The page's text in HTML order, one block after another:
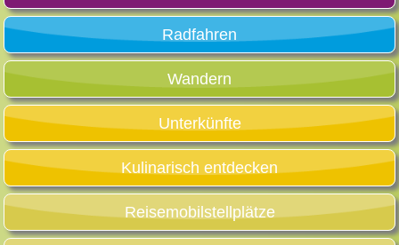
Radfahren
Wandern
Unterkünfte
Kulinarisch entdecken
Reisemobilstellplätze